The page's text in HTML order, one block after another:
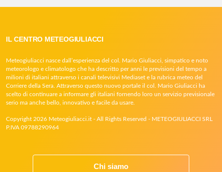
IL CENTRO METEOGIULIACCI
Meteogiuliacci nasce dall’esperienza del col. Mario Giuliacci, simpatico e noto
meteorologo e climatologo che ha descritto per anni le previsioni del tempo a
milioni di italiani attraverso i canali televisivi Mediaset e la rubrica meteo del
Corriere della Sera. Attraverso questo nuovo portale il col. Mario Giuliacci ha
scelto di continuare a informare gli italiani fornendo loro un servizio previsionale
serio ma anche bello, innovativo e facile da usare.
Copyright 2026 Meteogiuliacci.it - All Rights Reserved - METEOGIULIACCI SRL
P.IVA 09788290964
Chi siamo